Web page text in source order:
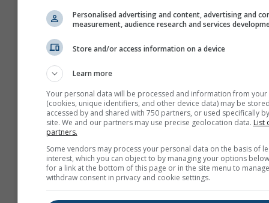
Daha fazla bilgi
Personalised advertising and content, advertising and
measurement, audience research and services
Store and/or access information on a device
Learn more
Your personal data will be processed and information from your
(cookies, unique identifiers, and other device data) may be
accessed by and shared with 750 partners, or used specifically
site. We and our partners may use precise geolocation data. List
partners.
Some vendors may process your personal data on the basis of
interest, which you can object to by managing your options
for a link at the bottom of this page or in the site menu to
withdraw consent in privacy and cookie settings.